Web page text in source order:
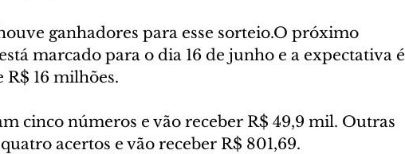
ganhadores para esse sorteio.O próximo
marcado para o dia 16 de junho e a expectativa é
16 milhões.
cinco números e vão receber R$ 49,9 mil. Outras
acertos e vão receber R$ 801,69.